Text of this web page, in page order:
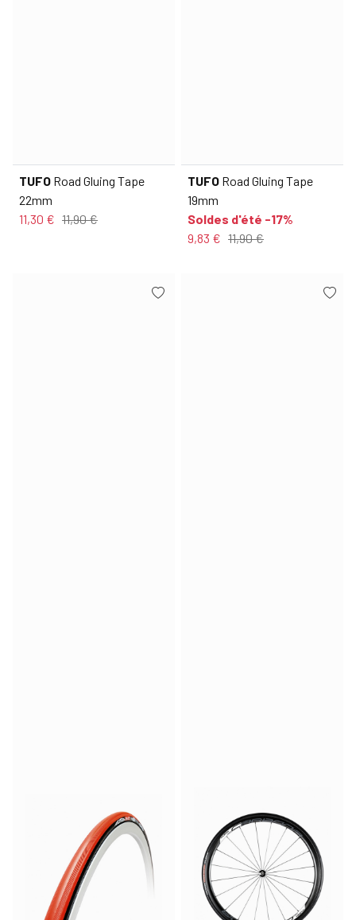
TUFO Road Gluing Tape
22mm
11,30 € 11,90 €
TUFO Road Gluing Tape
19mm
Soldes d'été -17%
9,83 € 11,90 €